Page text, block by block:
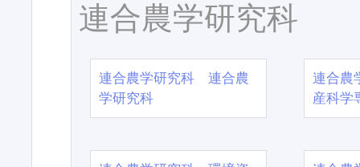
連合農学研究科
連合農学研究科 連合農
学研究科
連合農
産科学